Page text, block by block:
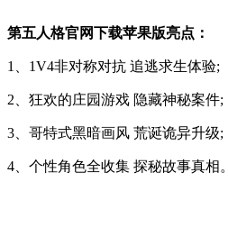
第五人格官网下载苹果版亮点：
1、1V4非对称对抗 追逃求生体验;
2、狂欢的庄园游戏 隐藏神秘案件;
3、哥特式黑暗画风 荒诞诡异升级;
4、个性角色全收集 探秘故事真相。